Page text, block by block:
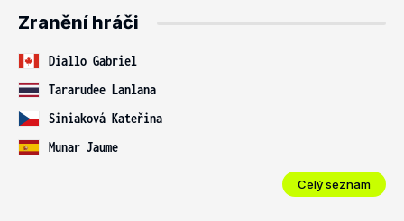
Zranění hráči
Diallo Gabriel
Tararudee Lanlana
Siniaková Kateřina
Munar Jaume
Celý seznam